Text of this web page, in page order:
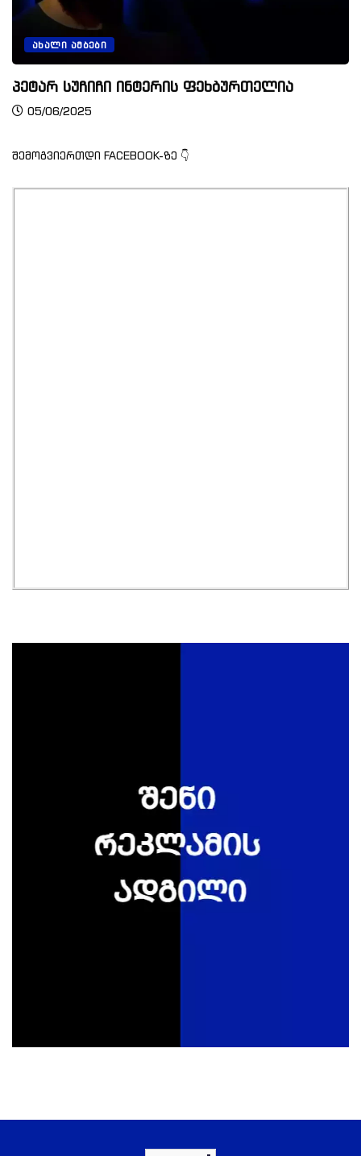
ᲐᲮᲐᲚᲘ ᲐᲛᲑᲔᲑᲘ
პეტარ სუჩიჩი ინტერის ფეხბურთელია
05/06/2025
შემოგვიერთდი FACEBOOK-ზე 👇